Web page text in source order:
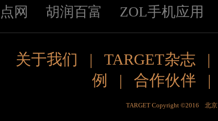
点网
胡润百富 ZOL手机应用
关于我们 | TARGET杂志
例
| 合作伙伴
TARGET Copyright ©2016 北